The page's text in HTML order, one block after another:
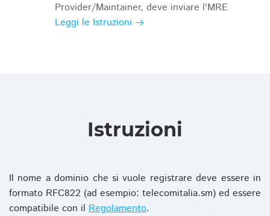
Provider/Maintainer, deve inviare l'MRE
Leggi le Istruzioni
Istruzioni
Il nome a dominio che si vuole registrare deve essere in
formato RFC822 (ad esempio: telecomitalia.sm) ed essere
compatibile con il Regolamento.